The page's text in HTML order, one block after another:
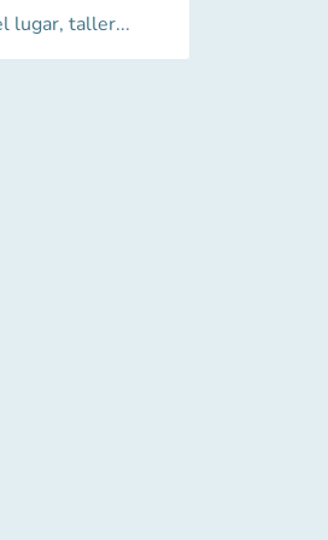
lugar, taller...